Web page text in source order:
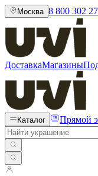
Москва 8 800 302
ДоставкаМагазины
Каталог Прямой